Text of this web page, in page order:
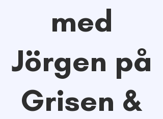
med
Jörgen på
Grisen &